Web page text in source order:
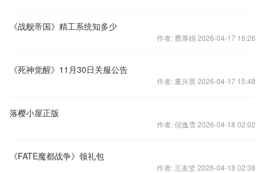
《战舰帝国》精工系统知多少
作者: 费厚娟 2026-04-17 16:26
《死神觉醒》11月30日关服公告
作者: 董兴晨 2026-04-17 15:48
落樱小屋正版
作者: 倪逸雪 2026-04-18 02:02
《FATE魔都战争》领礼包
作者: 王友坚 2026-04-18 02:38